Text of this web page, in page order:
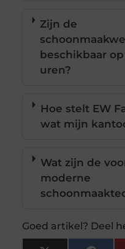
Zijn de
beschikbaar
uren?
Hoe stelt EW
wat mijn
Wat zijn de
moderne
Goed artikel? Deel